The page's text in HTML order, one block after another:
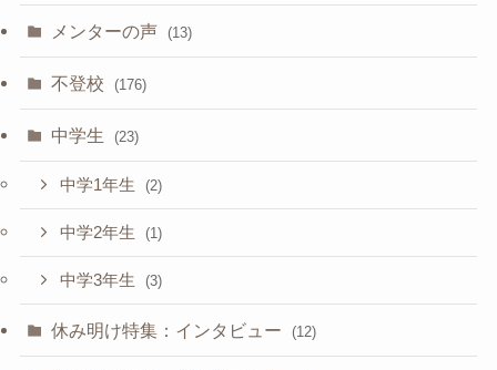
メンターの声 (13)
不登校 (176)
中学生 (23)
中学1年生 (2)
中学2年生 (1)
中学3年生 (3)
休み明け特集：インタビュー (12)